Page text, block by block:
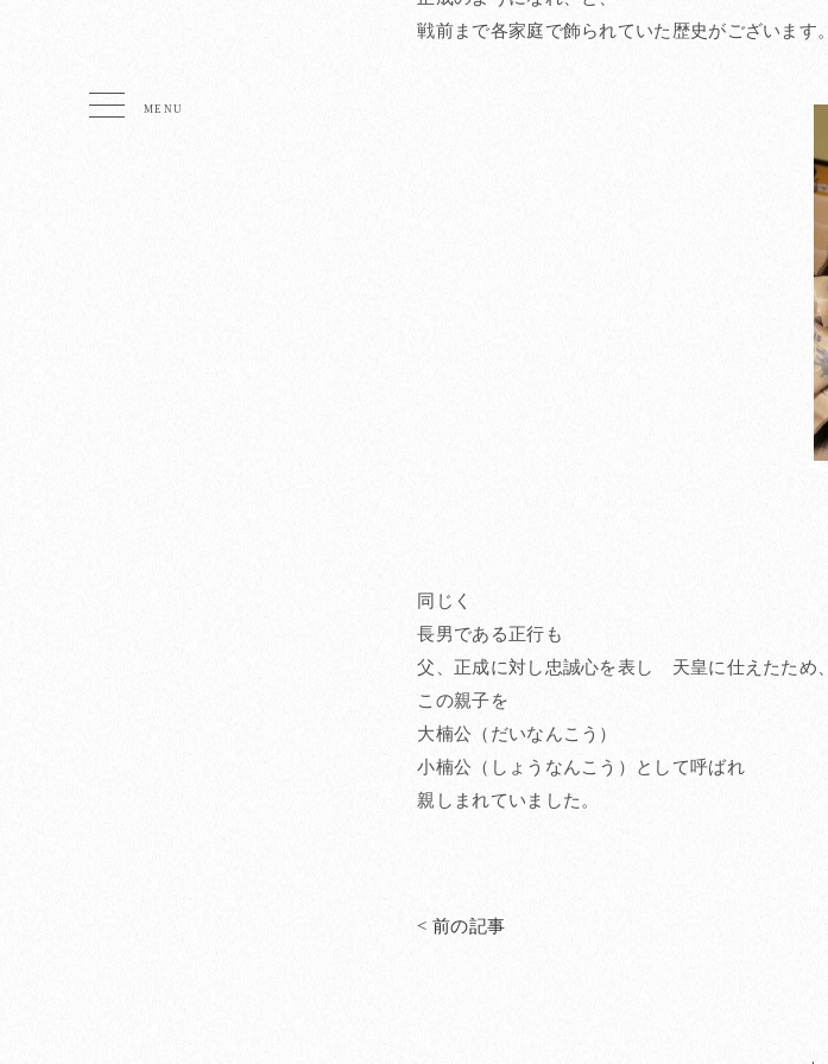
戦前まで各家庭で飾られていた歴史がございます。
同じく
長男である正行も
父、正成に対し忠誠心を表し 天皇に仕えたため、
この親子を
大楠公（だいなんこう）
小楠公（しょうなんこう）として呼ばれ
親しまれていました。
< 前の記事